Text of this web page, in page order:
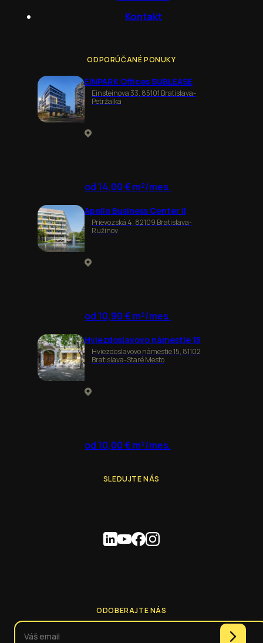
Kontakt
ODPORÚČANÉ PONUKY
EINPARK Offices SUBLEASE
Einsteinova 33, 85101 Bratislava-
Petržalka
od 14,00 € m²/mes.
Apollo Business Center II
Prievozská 4, 82109 Bratislava-
Ružinov
od 10,90 € m²/mes.
Hviezdoslavovo námestie 15
Hviezdoslavovo námestie 15, 81102
Bratislava-Staré Mesto
od 10,00 € m²/mes.
SLEDUJTE NÁS
ODOBERAJTE NÁS